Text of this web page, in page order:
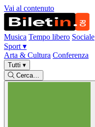
Vai al contenuto
Musica Tempo libero Sociale
Sport ▾
Arta & Cultura Conferenza
Tutti ▾
Cerca…